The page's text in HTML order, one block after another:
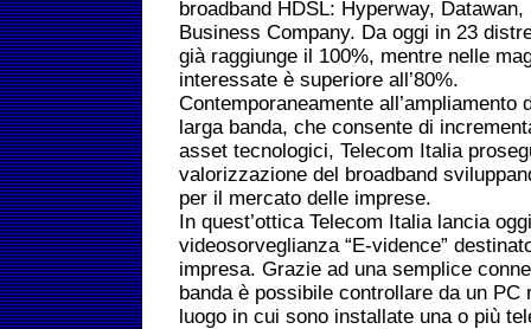
broadband HDSL: Hyperway,
Business Company. Da oggi in 23
già raggiunge il 100%, mentre nelle
interessate è superiore all’80%.
Contemporaneamente all’ampliamento
larga banda, che consente di
asset tecnologici, Telecom Italia
valorizzazione del broadband
per il mercato delle imprese.
In quest’ottica Telecom Italia lancia
videosorveglianza “E-vidence”
impresa. Grazie ad una semplice
banda è possibile controllare da un PC
luogo in cui sono installate una o più